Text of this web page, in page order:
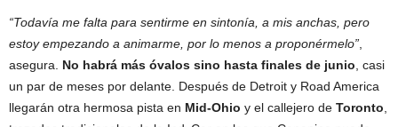
“Todavía me falta para sentirme en sintonía, a mis anchas, pero
estoy empezando a animarme, por lo menos a proponérmelo”,
asegura. No habrá más óvalos sino hasta finales de junio, casi
un par de meses por delante. Después de Detroit y Road America
llegarán otra hermosa pista en Mid-Ohio y el callejero de Toronto,